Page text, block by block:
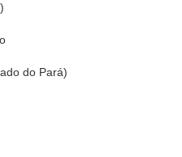
do Pará)